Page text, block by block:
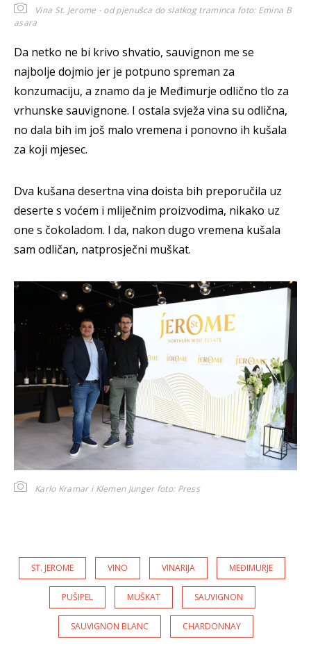
Vina St. Jerome - od pjenušca do slatkog traminca foto: Emina B
asara
Da netko ne bi krivo shvatio, sauvignon me se
najbolje dojmio jer je potpuno spreman za
konzumaciju, a znamo da je Međimurje odlično tlo za
vrhunske sauvignone. I ostala svježa vina su odlična,
no dala bih im još malo vremena i ponovno ih kušala
za koji mjesec.
Dva kušana desertna vina doista bih preporučila uz
deserte s voćem i mliječnim proizvodima, nikako uz
one s čokoladom. I da, nakon dugo vremena kušala
sam odličan, natprosječni muškat.
Karlo Kramar i Klemen Junger foto: Press
ST. JEROME VINO VINARIJA MEĐIMURJE
PUŠIPEL MUŠKAT SAUVIGNON
SAUVIGNON BLANC CHARDONNAY